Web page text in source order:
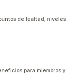
de lealtad, niveles
para miembros y